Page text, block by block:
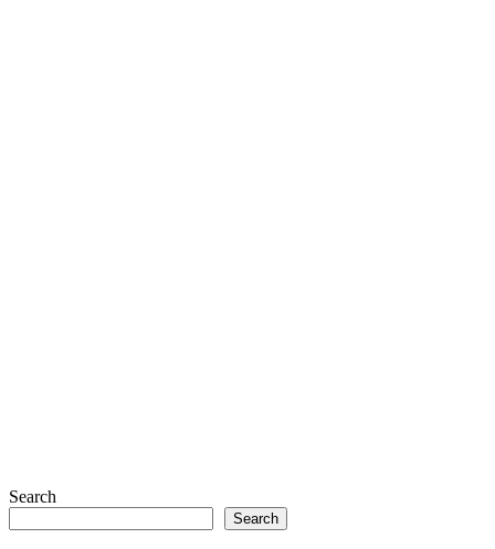
Search
Search